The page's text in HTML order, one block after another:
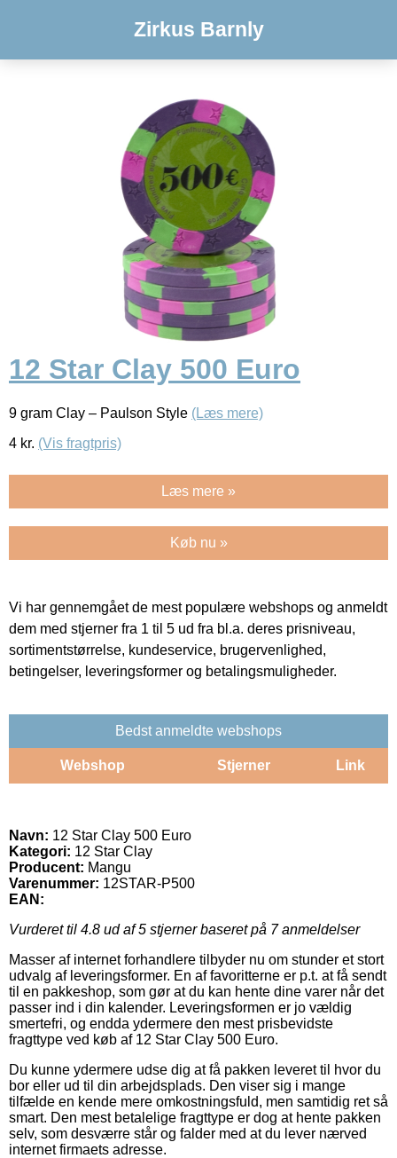
Zirkus Barnly
12 Star Clay 500 Euro
9 gram Clay – Paulson Style (Læs mere)
4 kr. (Vis fragtpris)
Læs mere »
Køb nu »
Vi har gennemgået de mest populære webshops og anmeldt
dem med stjerner fra 1 til 5 ud fra bl.a. deres prisniveau,
sortimentstørrelse, kundeservice, brugervenlighed,
betingelser, leveringsformer og betalingsmuligheder.
Bedst anmeldte webshops
Webshop Stjerner Link
Navn: 12 Star Clay 500 Euro
Kategori: 12 Star Clay
Producent: Mangu
Varenummer: 12STAR-P500
EAN:
Vurderet til 4.8 ud af 5 stjerner baseret på 7anmeldelser
Masser af internet forhandlere tilbyder nu om stunder et stort
udvalg af leveringsformer. En af favoritterne er p.t. at få sendt
til en pakkeshop, som gør at du kan hente dine varer når det
passer ind i din kalender. Leveringsformen er jo vældig
smertefri, og endda ydermere den mest prisbevidste
fragttype ved køb af 12 Star Clay 500 Euro.
Du kunne ydermere udse dig at få pakken leveret til hvor du
bor eller ud til din arbejdsplads. Den viser sig i mange
tilfælde en kende mere omkostningsfuld, men samtidig ret så
smart. Den mest betalelige fragttype er dog at hente pakken
selv, som desværre står og falder med at du lever nærved
internet firmaets adresse.